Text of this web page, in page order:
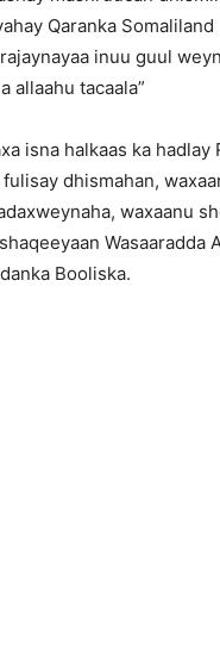
Qaranka Somaliland
inuu guul
allaahu tacaala”
isna halkaas ka hadlay
fulisay dhismahan,
waxaanu
Wasaaradda
Booliska.